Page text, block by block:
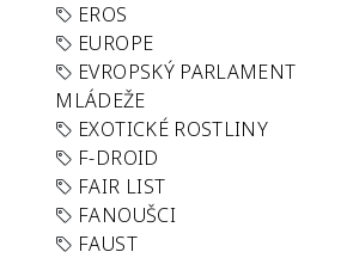
EROS
EUROPE
EVROPSKÝ PARLAMENT
MLÁDEŽE
EXOTICKÉ ROSTLINY
F-DROID
FAIR LIST
FANOUŠCI
FAUST